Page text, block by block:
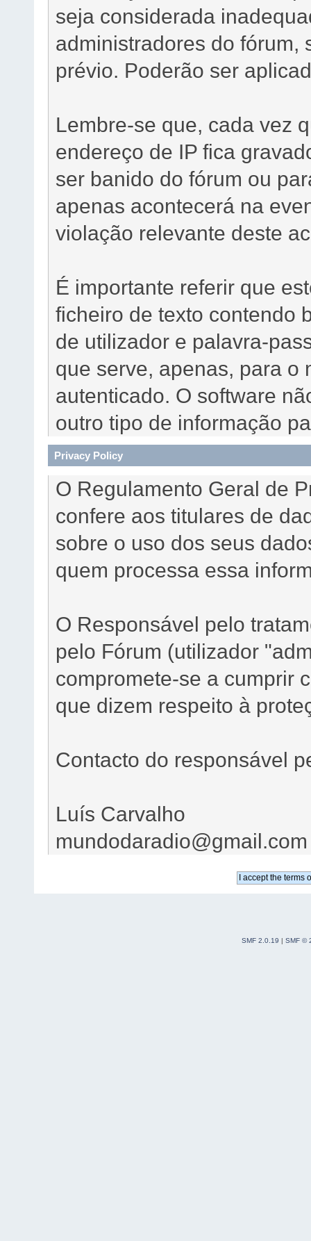
seja considerada
administradores do fórum,
prévio. Poderão ser
Lembre-se que, cada vez
endereço de IP fica
ser banido do fórum ou
apenas acontecerá na
violação relevante deste
É importante referir que
ficheiro de texto contendo
de utilizador e palavra-
que serve, apenas, para o
autenticado. O software
outro tipo de informação
Privacy Policy
O Regulamento Geral de
confere aos titulares de
sobre o uso dos seus
quem processa essa
O Responsável pelo
pelo Fórum (utilizador
compromete-se a cumprir
que dizem respeito à
Contacto do responsável
Luís Carvalho
mundodaradio@gmail.com
SMF 2.0.19 | SMF ©